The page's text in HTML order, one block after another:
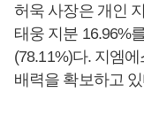
허욱 사장은 개인
태웅 지분 16.96%
(78.11%)다. 지엠
배력을 확보하고